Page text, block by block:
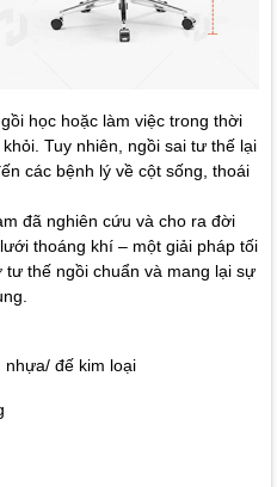
học hoặc làm việc trong thời
Tuy nhiên, ngồi sai tư thế lại
các bệnh lý về cột sống, thoái
đã nghiên cứu và cho ra đời
thoáng khí – một giải pháp tối
thế ngồi chuẩn và mang lại sự
nhựa/ đế kim loại